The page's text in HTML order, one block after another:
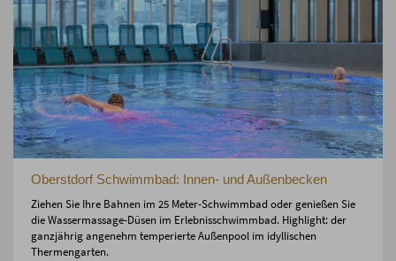
Oberstdorf Schwimmbad: Innen- und Außenbecken
Ziehen Sie Ihre Bahnen im 25 Meter-Schwimmbad oder genießen Sie
die Wassermassage-Düsen im Erlebnisschwimmbad. Highlight: der
ganzjährig angenehm temperierte Außenpool im idyllischen
Thermengarten.